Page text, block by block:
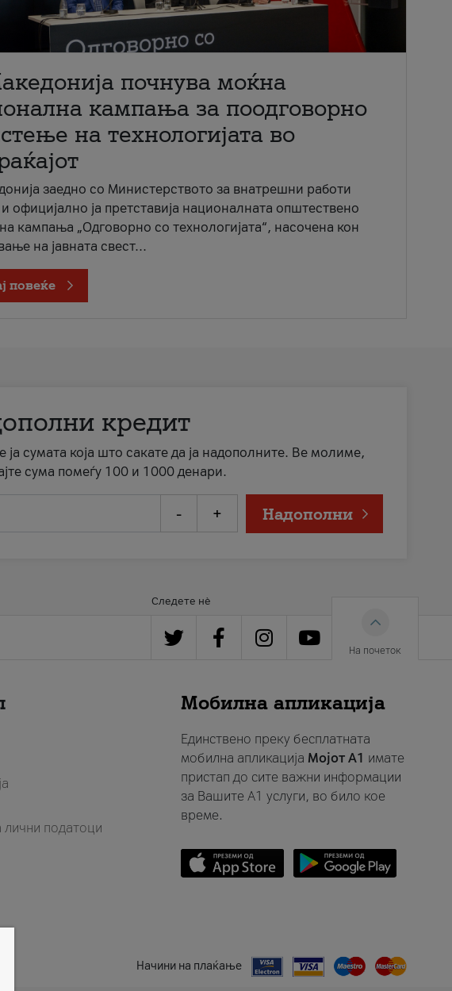
почнува моќна
кампања за поодговорно
на технологијата во
заедно со Министерството за внатрешни работи
официјално ја претставија националната општествено
кампања „Одговорно со технологијата“, насочена кон
на јавната свест...
повеќе
кредит
ја сумата која што сакате да ја надополните. Ве молиме,
сума помеѓу 100 и 1000 денари.
- + Надополни
Следете нè
На почеток
податоци
Мобилна апликација
Единствено преку бесплатната
мобилна апликација Мојот A1 имате
пристап до сите важни информации
за Вашите A1 услуги, во било кое
време.
Начини на плаќање